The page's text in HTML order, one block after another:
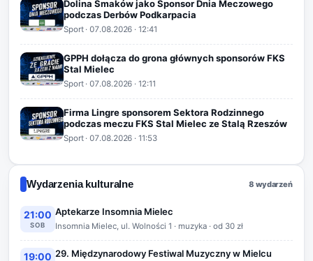
Dolina Smaków jako Sponsor Dnia Meczowego
podczas Derbów Podkarpacia
Sport·07.08.2026 · 12:41
GPPH dołącza do grona głównych sponsorów FKS
Stal Mielec
Sport·07.08.2026 · 12:11
Firma Lingre sponsorem Sektora Rodzinnego
podczas meczu FKS Stal Mielec ze Stalą Rzeszów
Sport·07.08.2026 · 11:53
Wydarzenia kulturalne 8 wydarzeń
21:00
SOB
Aptekarze Insomnia Mielec
Insomnia Mielec, ul. Wolności 1 · muzyka · od 30 zł
19:00 29. Międzynarodowy Festiwal Muzyczny w Mielcu